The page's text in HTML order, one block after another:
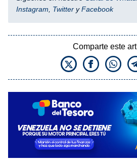
Instagram
Twitter yFacebook
Comparte este